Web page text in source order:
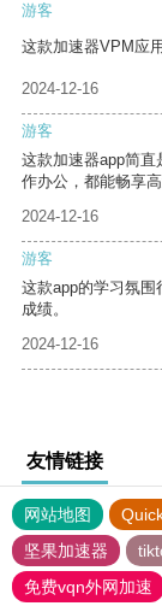
游客
这款加速器VPM应
2024-12-16
游客
这款加速器app简
作办公，都能畅享
2024-12-16
游客
这款app的学习氛
成绩。
2024-12-16
友情链接
网站地图
坚果加速器
免费vqn外网加速